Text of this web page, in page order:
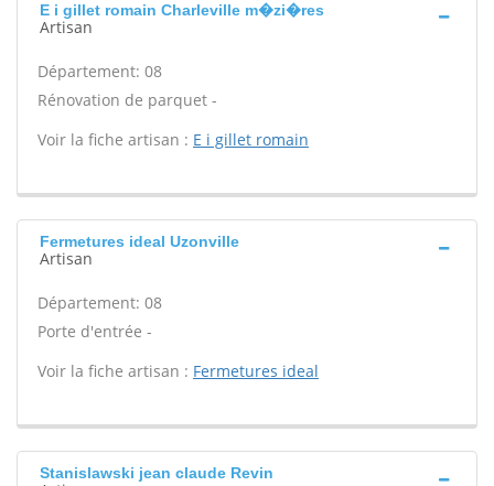
E i gillet romain Charleville m�zi�res
Artisan
Département: 08
Rénovation de parquet -
Voir la fiche artisan : E i gillet romain
Fermetures ideal Uzonville
Artisan
Département: 08
Porte d'entrée -
Voir la fiche artisan : Fermetures ideal
Stanislawski jean claude Revin